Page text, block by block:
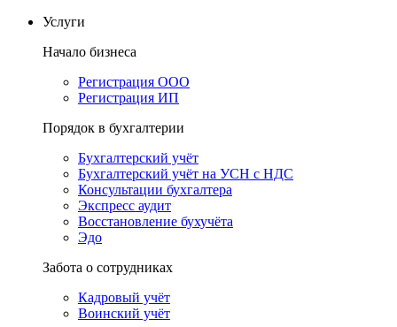
Услуги
Начало бизнеса
Регистрация ООО
Регистрация ИП
Порядок в бухгалтерии
Бухгалтерский учёт
Бухгалтерский учёт на УСН с НДС
Консультации бухгалтера
Экспресс аудит
Восстановление бухучёта
Эдо
Забота о сотрудниках
Кадровый учёт
Воинский учёт